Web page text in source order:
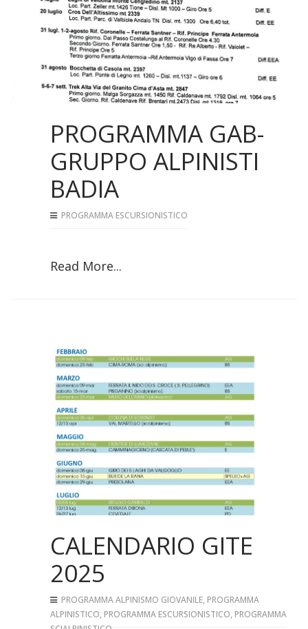
PROGRAMMA GAB-
GRUPPO ALPINISTI
BADIA
PROGRAMMA ESCURSIONISTICO
Read More...
CALENDARIO GITE
2025
PROGRAMMA ALPINISMO GIOVANILE, PROGRAMMA
ALPINISTICO, PROGRAMMA ESCURSIONISTICO, PROGRAMMA